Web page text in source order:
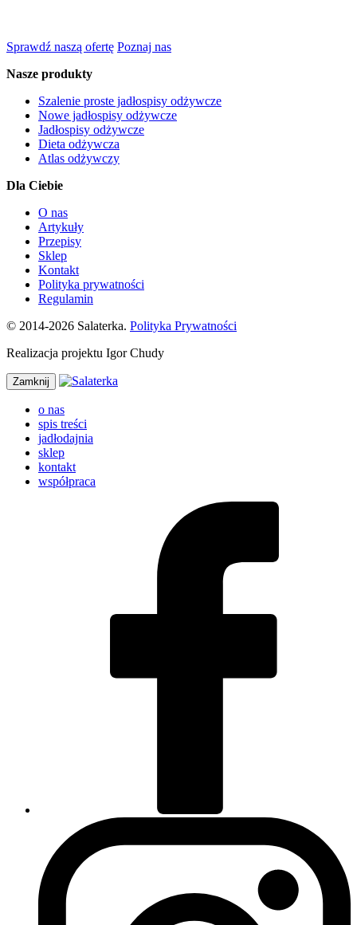
Sprawdź naszą ofertę Poznaj nas
Nasze produkty
Szalenie proste jadłospisy odżywcze
Nowe jadłospisy odżywcze
Jadłospisy odżywcze
Dieta odżywcza
Atlas odżywczy
Dla Ciebie
O nas
Artykuły
Przepisy
Sklep
Kontakt
Polityka prywatności
Regulamin
© 2014-2026 Salaterka. Polityka Prywatności
Realizacja projektu Igor Chudy
Zamknij
o nas
spis treści
jadłodajnia
sklep
kontakt
współpraca